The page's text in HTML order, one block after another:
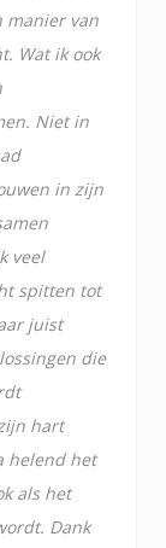
manier van
Wat ik ook
Niet in
in zijn
veel
spitten tot
juist
die
hart
helend het
als het
Dank